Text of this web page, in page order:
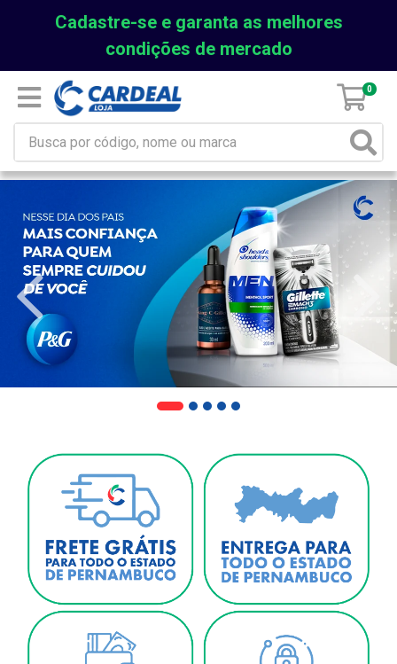
Cadastre-se e garanta as melhores
condições de mercado
0